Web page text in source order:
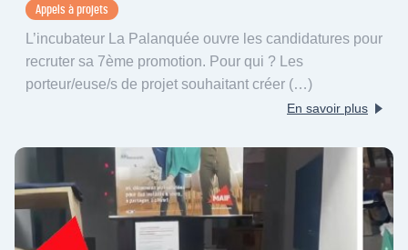
Appels à projets
L’incubateur La Palanquée ouvre les candidatures pour
recruter sa 7ème promotion. Pour qui ? Les
porteur/euse/s de projet souhaitant créer (…)
En savoir plus